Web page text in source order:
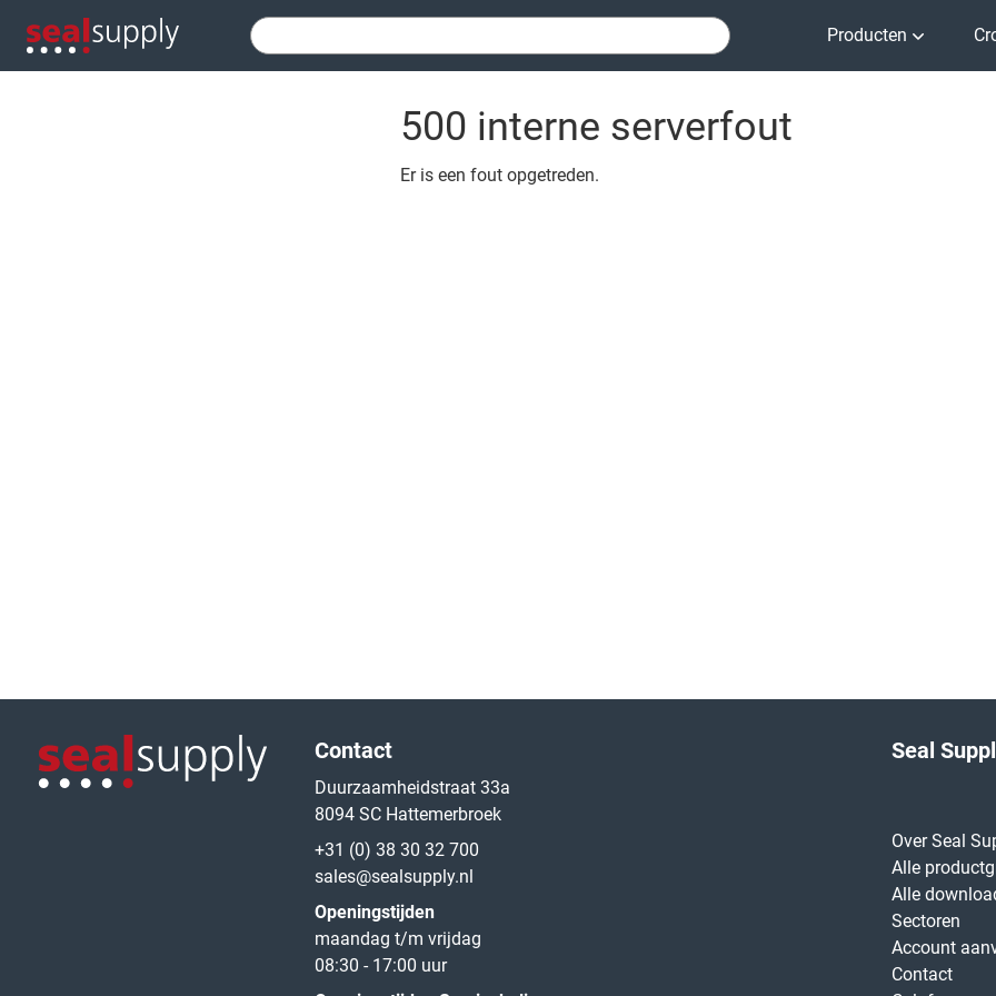
Producten
500 interne serverfout
Er is een fout opgetreden.
Contact
Duurzaamheidstraat 33a
8094 SC Hattemerbroek
+31 (0) 38 30 32 700
sales@sealsupply.nl
Openingstijden
maandag t/m vrijdag
08:30 - 17:00 uur
Seal
Over Seal
Alle
Alle
Sectoren
Account
Contact
Logo van de website